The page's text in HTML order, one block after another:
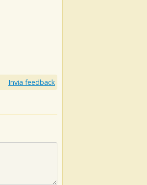
Invia feedback